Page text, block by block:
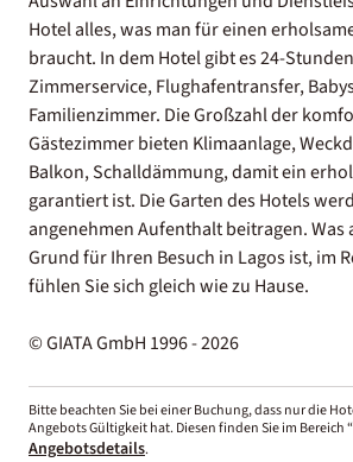
Hotel alles, was man für einen
braucht. In dem Hotel gibt es 24-
Zimmerservice, Flughafentransfer,
Familienzimmer. Die Großzahl der
Gästezimmer bieten Klimaanlage,
Balkon, Schalldämmung, damit ein
garantiert ist. Die Garten des Hotels
angenehmen Aufenthalt beitragen. Was
Grund für Ihren Besuch in Lagos ist, im
fühlen Sie sich gleich wie zu Hause.
© GIATA GmbH 1996 - 2026
Bitte beachten Sie bei einer Buchung, dass nur die
Angebots Gültigkeit hat. Diesen finden Sie im Bereich
Angebotsdetails.